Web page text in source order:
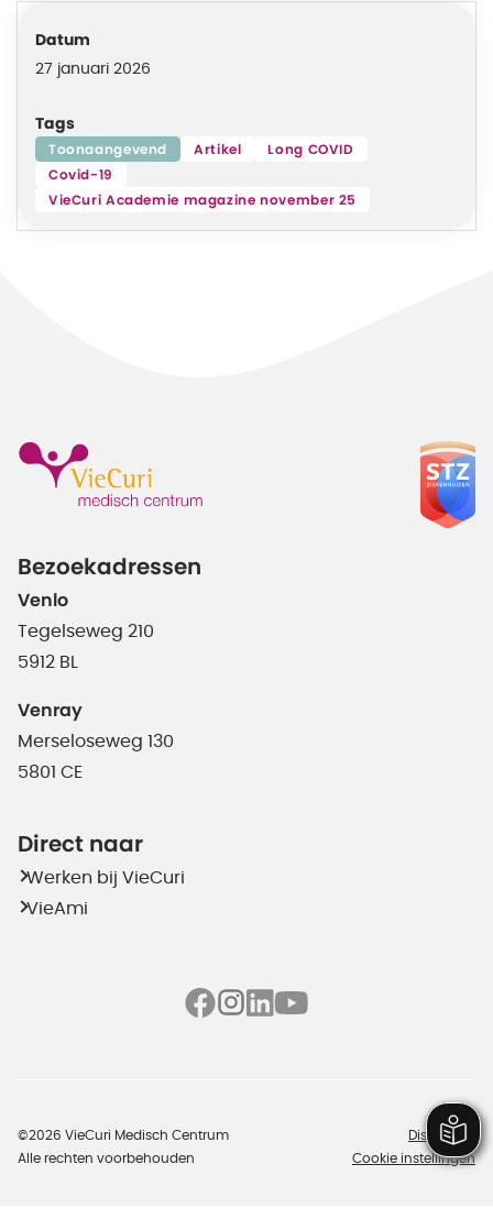
Datum
27 januari 2026
Tags
Toonaangevend Artikel
Long COVID
Covid-19
VieCuri Academie magazine november 25
Bezoekadressen
Venlo
Tegelseweg 210
5912 BL
Venray
Merseloseweg 130
5801 CE
Direct naar
Werken bij VieCuri
VieAmi
©2026 VieCuri Medisch Centrum
Alle rechten voorbehouden
Disclaimer
Cookie instellingen